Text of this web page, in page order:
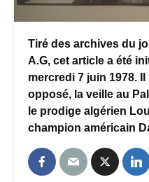
Tiré des archives du
A.G, cet article a été
mercredi 7 juin 1978.
opposé, la veille au
le prodige algérien
champion américain